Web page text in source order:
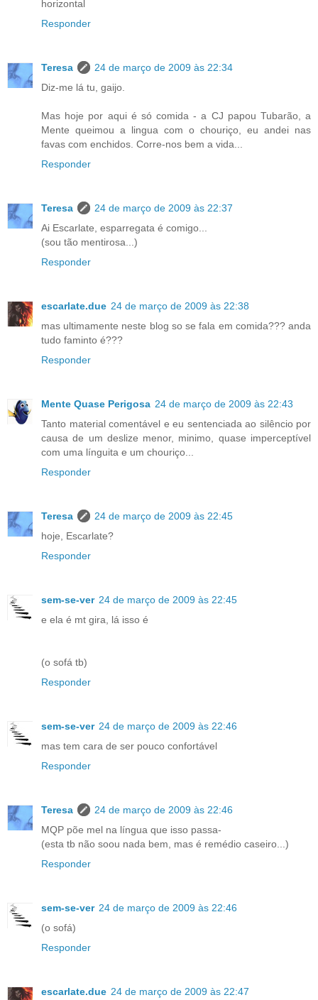
horizontal
Responder
Teresa
24 de março de 2009 às 22:34
Diz-me lá tu, gaijo.
Mas hoje por aqui é só comida - a CJ papou Tubarão, a
Mente queimou a lingua com o chouriço, eu andei nas
favas com enchidos. Corre-nos bem a vida...
Responder
Teresa
24 de março de 2009 às 22:37
Ai Escarlate, esparregata é comigo...
(sou tão mentirosa...)
Responder
escarlate.due 24 de março de 2009 às 22:38
mas ultimamente neste blog so se fala em comida??? anda
tudo faminto é???
Responder
Mente Quase Perigosa 24 de março de 2009 às 22:43
Tanto material comentável e eu sentenciada ao silêncio por
causa de um deslize menor, minimo, quase imperceptível
com uma línguita e um chouriço...
Responder
Teresa
24 de março de 2009 às 22:45
hoje, Escarlate?
Responder
sem-se-ver 24 de março de 2009 às 22:45
e ela é mt gira, lá isso é
(o sofá tb)
Responder
sem-se-ver 24 de março de 2009 às 22:46
mas tem cara de ser pouco confortável
Responder
Teresa
24 de março de 2009 às 22:46
MQP põe mel na língua que isso passa-
(esta tb não soou nada bem, mas é remédio caseiro...)
Responder
sem-se-ver 24 de março de 2009 às 22:46
(o sofá)
Responder
escarlate.due 24 de março de 2009 às 22:47